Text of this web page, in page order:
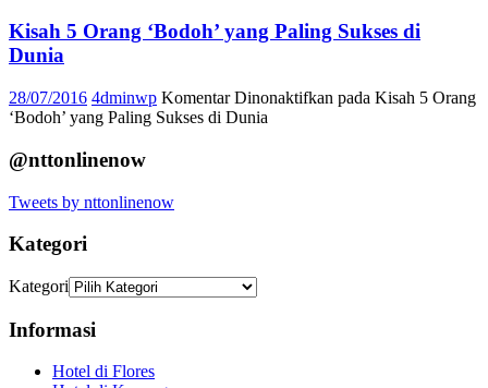
Kisah 5 Orang ‘Bodoh’ yang Paling Sukses di
Dunia
28/07/2016 4dminwp Komentar Dinonaktifkan pada Kisah 5 Orang
‘Bodoh’ yang Paling Sukses di Dunia
@nttonlinenow
Tweets by nttonlinenow
Kategori
Kategori
Informasi
Hotel di Flores